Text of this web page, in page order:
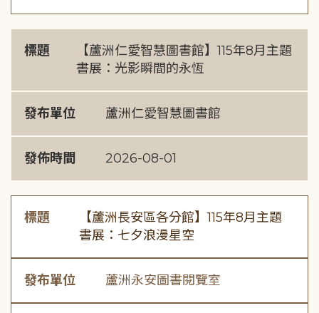
標題
【蘆洲仁愛智慧圖書館】115年8月主題
書展：光影瞬間的永恆
發布單位 蘆洲仁愛智慧圖書館
發佈時間 2026-08-01
標題
【蘆洲長安區各分館】115年8月主題
書展：七夕浪漫星空
發布單位 蘆洲永安圖書閱覽室